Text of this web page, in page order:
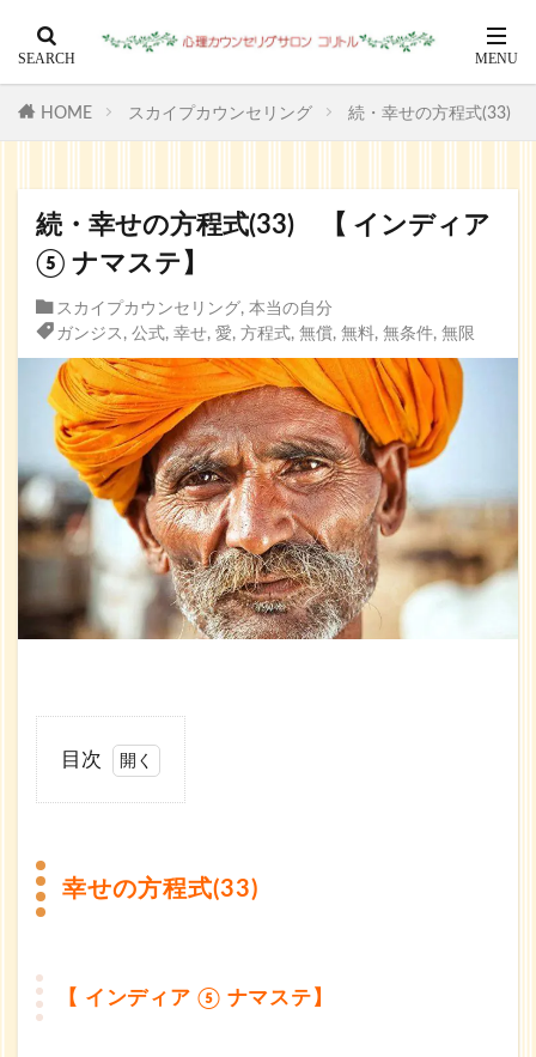
HOME スカイプカウンセリング 続・幸せの方程式(33)
続・幸せの方程式(33) 【 インディア
⑤ ナマステ】
スカイプカウンセリング, 本当の自分
ガンジス , 公式, 幸せ, 愛, 方程式, 無償, 無料, 無条件, 無限
目次
1
の
(33)
幸せの方程式(33)
【 インディア ⑤ ナマステ】